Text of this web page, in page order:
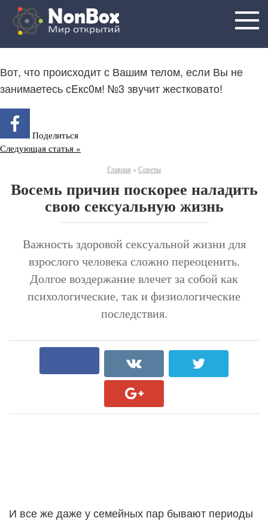
content
Вот, что происходит с Вашим телом, если Вы не
занимаетесь сEкс0м! №3 звучит жестковато!
Поделиться
Следующая статья »
Главная » Советы
Восемь причин поскорее наладить
свою сексуальную жизнь
Важность здоровой сексуальной жизни для
взрослого человека сложно переоценить.
Долгое воздержание влечет за собой как
психологические, так и физиологические
последствия.
И все же даже у семейных пар бывают периоды